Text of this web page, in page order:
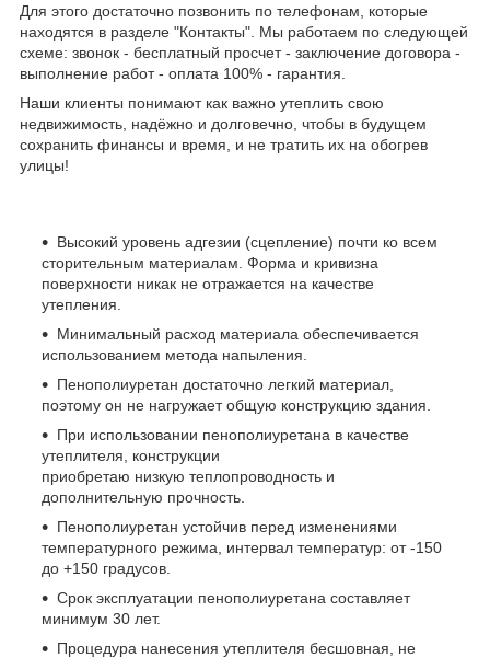
Высокий уровень адгезии (сцепление) почти ко всем
сторительным материалам. Форма и кривизна
поверхности никак не отражается на качестве
утепления.
Минимальный расход материала обеспечивается
использованием метода напыления.
Пенополиуретан достаточно легкий материал,
поэтому он не нагружает общую конструкцию здания.
При использовании пенополиуретана в качестве
утеплителя, конструкции
приобретаю низкую теплопроводность и
дополнительную прочность.
Пенополиуретан устойчив перед изменениями
температурного режима, интервал температур: от -150
до +150 градусов.
Срок эксплуатации пенополиуретана составляет
минимум 30 лет.
Процедура нанесения утеплителя бесшовная, не
Для этого достаточно позвонить по телефонам, которые
находятся в разделе "Контакты". Мы работаем по следующей
схеме: звонок - бесплатный просчет - заключение договора -
выполнение работ - оплата 100% - гарантия.
Наши клиенты понимают как важно утеплить свою
недвижимость, надёжно и долговечно, чтобы в будущем
сохранить финансы и время, и не тратить их на обогрев
улицы!